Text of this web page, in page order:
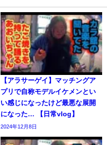
【アラサーゲイ】マッチングア
プリで自称モデルイケメンとい
い感じになったけど最悪な展開
になった… 【日常vlog】
2024年12月8日